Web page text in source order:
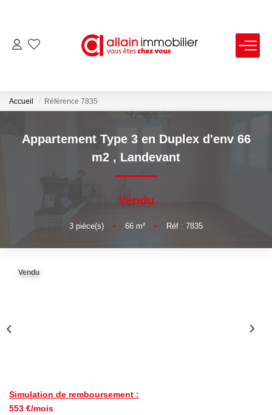
ESTIMATION
NOS AGENCES
MON COMPTE
Accueil Référence 7835
Appartement Type 3 en Duplex d'env 66
m2 , Landevant
Vendu
3 pièce(s) • 66 m² • Réf : 7835
Vendu
Simulation de remboursement :
553 €/mois